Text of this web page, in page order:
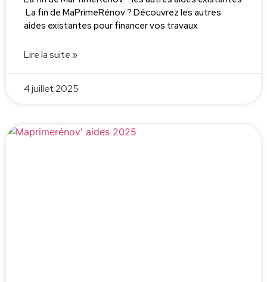
La fin de MaPrimeRénov ? Découvrez les autres
aides existantes pour financer vos travaux
Lire la suite »
4 juillet 2025